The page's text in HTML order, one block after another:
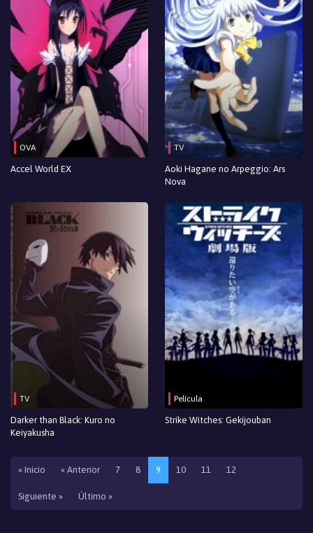
OVA
Accel World EX
TV
Aoki Hagane no Arpeggio: Ars
Nova
TV
Darker than Black: Kuro no
Keiyakusha
Película
Strike Witches: Gekijouban
« Inicio « Anterior 7 8 9 10 11 12
Siguiente » Último »